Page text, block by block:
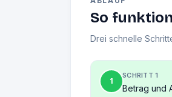
So
Drei schnelle
1
SCHRITT 1
Betrag und